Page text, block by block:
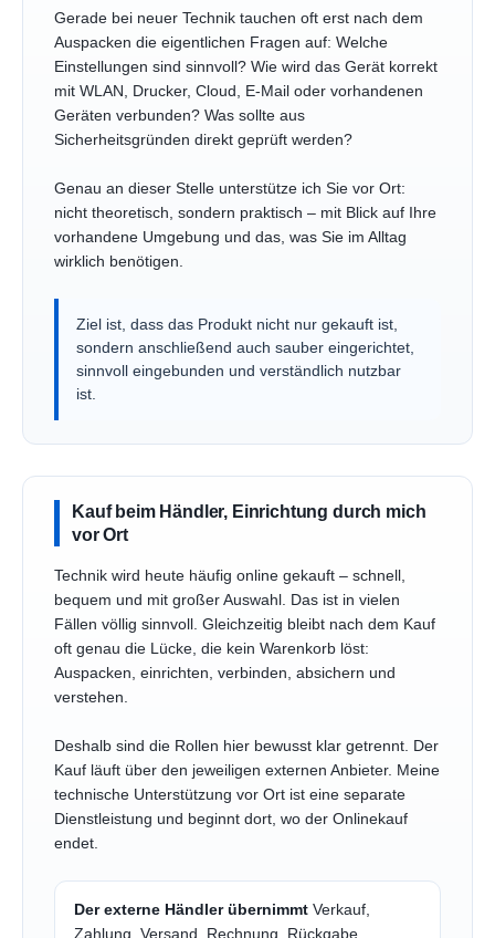
Gerade bei neuer Technik tauchen oft erst nach dem
Auspacken die eigentlichen Fragen auf: Welche
Einstellungen sind sinnvoll? Wie wird das Gerät korrekt
mit WLAN, Drucker, Cloud, E-Mail oder vorhandenen
Geräten verbunden? Was sollte aus
Sicherheitsgründen direkt geprüft werden?
Genau an dieser Stelle unterstütze ich Sie vor Ort:
nicht theoretisch, sondern praktisch – mit Blick auf Ihre
vorhandene Umgebung und das, was Sie im Alltag
wirklich benötigen.
Ziel ist, dass das Produkt nicht nur gekauft ist,
sondern anschließend auch sauber eingerichtet,
sinnvoll eingebunden und verständlich nutzbar
ist.
Kauf beim Händler, Einrichtung durch mich
vor Ort
Technik wird heute häufig online gekauft – schnell,
bequem und mit großer Auswahl. Das ist in vielen
Fällen völlig sinnvoll. Gleichzeitig bleibt nach dem Kauf
oft genau die Lücke, die kein Warenkorb löst:
Auspacken, einrichten, verbinden, absichern und
verstehen.
Deshalb sind die Rollen hier bewusst klar getrennt. Der
Kauf läuft über den jeweiligen externen Anbieter. Meine
technische Unterstützung vor Ort ist eine separate
Dienstleistung und beginnt dort, wo der Onlinekauf
endet.
Der externe Händler übernimmt Verkauf,
Zahlung, Versand, Rechnung, Rückgabe,